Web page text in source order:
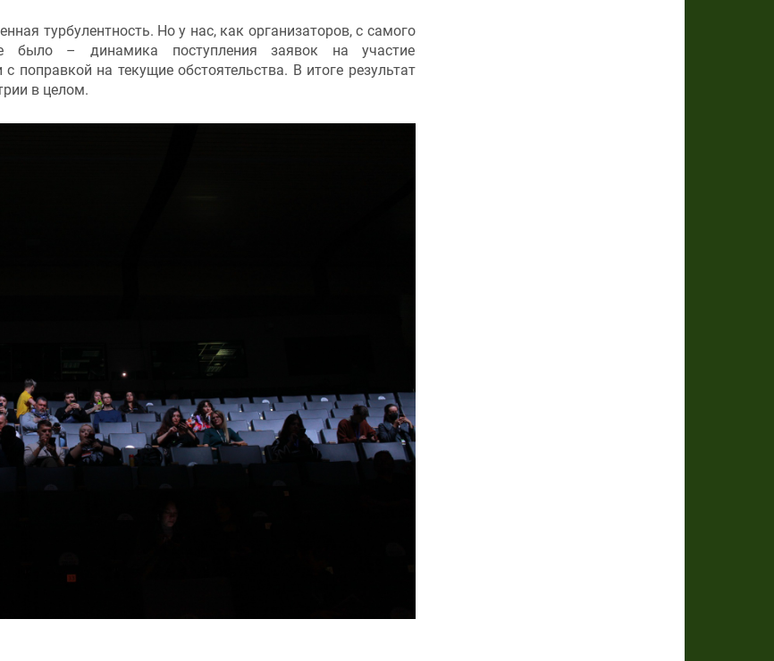
турбулентность. Но у нас, как организаторов, с самого
было – динамика поступления заявок на участие
поправкой на текущие обстоятельства. В итоге результат
в целом.